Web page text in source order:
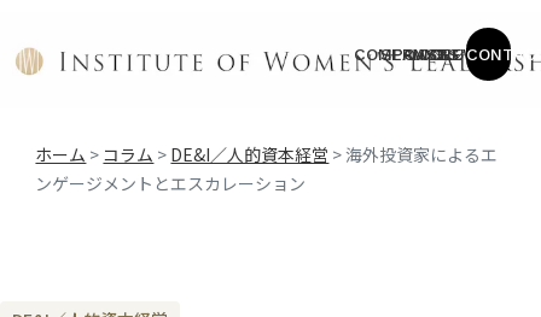
COMPANY
SERVICE
CASES
COLUMN
NEWS
ホーム > コラム > DE&I／人的資本経営 >海外投資家によるエ
ンゲージメントとエスカレーション